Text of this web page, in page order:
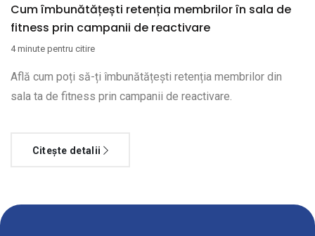
Cum îmbunătățești retenția membrilor în sala de
fitness prin campanii de reactivare
4 minute pentru citire
Află cum poți să-ți îmbunătățești retenția membrilor din
sala ta de fitness prin campanii de reactivare.
Citește detalii